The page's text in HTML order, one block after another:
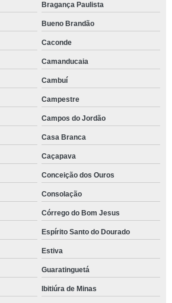
Bragança Paulista
Bueno Brandão
Caconde
Camanducaia
Cambuí
Campestre
Campos do Jordão
Casa Branca
Caçapava
Conceição dos Ouros
Consolação
Córrego do Bom Jesus
Espírito Santo do Dourado
Estiva
Guaratinguetá
Ibitiúra de Minas